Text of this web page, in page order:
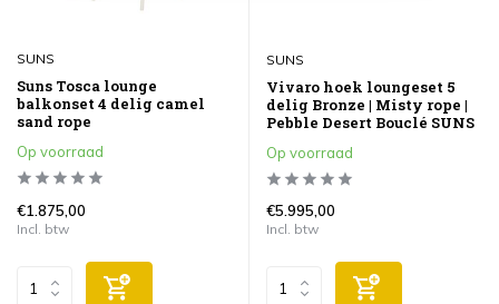
SUNS
Suns Tosca lounge
balkonset 4 delig camel
sand rope
Op voorraad
€1.875,00
Incl. btw
SUNS
Vivaro hoek loungeset 5
delig Bronze | Misty rope |
Pebble Desert Bouclé SUNS
Op voorraad
€5.995,00
Incl. btw